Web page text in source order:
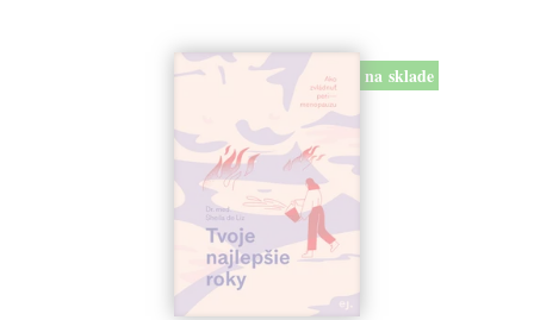
na sklade